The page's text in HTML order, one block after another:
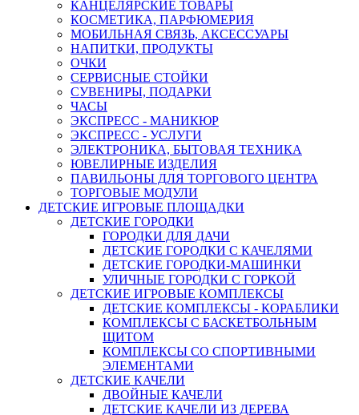
КАНЦЕЛЯРСКИЕ ТОВАРЫ
КОСМЕТИКА, ПАРФЮМЕРИЯ
МОБИЛЬНАЯ СВЯЗЬ, АКСЕССУАРЫ
НАПИТКИ, ПРОДУКТЫ
ОЧКИ
СЕРВИСНЫЕ СТОЙКИ
СУВЕНИРЫ, ПОДАРКИ
ЧАСЫ
ЭКСПРЕСС - МАНИКЮР
ЭКСПРЕСС - УСЛУГИ
ЭЛЕКТРОНИКА, БЫТОВАЯ ТЕХНИКА
ЮВЕЛИРНЫЕ ИЗДЕЛИЯ
ПАВИЛЬОНЫ ДЛЯ ТОРГОВОГО ЦЕНТРА
ТОРГОВЫЕ МОДУЛИ
ДЕТСКИЕ ИГРОВЫЕ ПЛОЩАДКИ
ДЕТСКИЕ ГОРОДКИ
ГОРОДКИ ДЛЯ ДАЧИ
ДЕТСКИЕ ГОРОДКИ С КАЧЕЛЯМИ
ДЕТСКИЕ ГОРОДКИ-МАШИНКИ
УЛИЧНЫЕ ГОРОДКИ С ГОРКОЙ
ДЕТСКИЕ ИГРОВЫЕ КОМПЛЕКСЫ
ДЕТСКИЕ КОМПЛЕКСЫ - КОРАБЛИКИ
КОМПЛЕКСЫ С БАСКЕТБОЛЬНЫМ
ЩИТОМ
КОМПЛЕКСЫ СО СПОРТИВНЫМИ
ЭЛЕМЕНТАМИ
ДЕТСКИЕ КАЧЕЛИ
ДВОЙНЫЕ КАЧЕЛИ
ДЕТСКИЕ КАЧЕЛИ ИЗ ДЕРЕВА